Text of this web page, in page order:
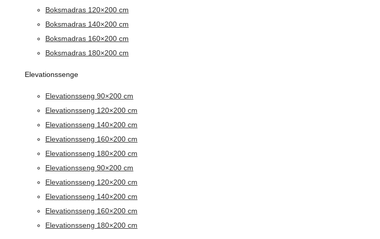
Boksmadras 120×200 cm
Boksmadras 140×200 cm
Boksmadras 160×200 cm
Boksmadras 180×200 cm
Elevationssenge
Elevationsseng 90×200 cm
Elevationsseng 120×200 cm
Elevationsseng 140×200 cm
Elevationsseng 160×200 cm
Elevationsseng 180×200 cm
Elevationsseng 90×200 cm
Elevationsseng 120×200 cm
Elevationsseng 140×200 cm
Elevationsseng 160×200 cm
Elevationsseng 180×200 cm